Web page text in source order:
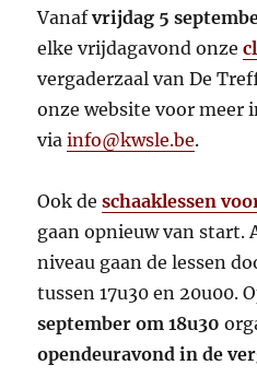
Vanafvrijdag 5
elke vrijdagavond onze
vergaderzaal van De
onze website voor meer
viainfo@kwsle.be.
Ook deschaaklessen
gaan opnieuw van start.
niveau gaan de lessen
tussen 17u30 en 20u00.
september om 18u30
opendeuravond in de